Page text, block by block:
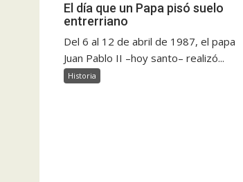
El día que un Papa pisó suelo
entrerriano
Del 6 al 12 de abril de 1987, el papa
Juan Pablo II –hoy santo– realizó...
Historia